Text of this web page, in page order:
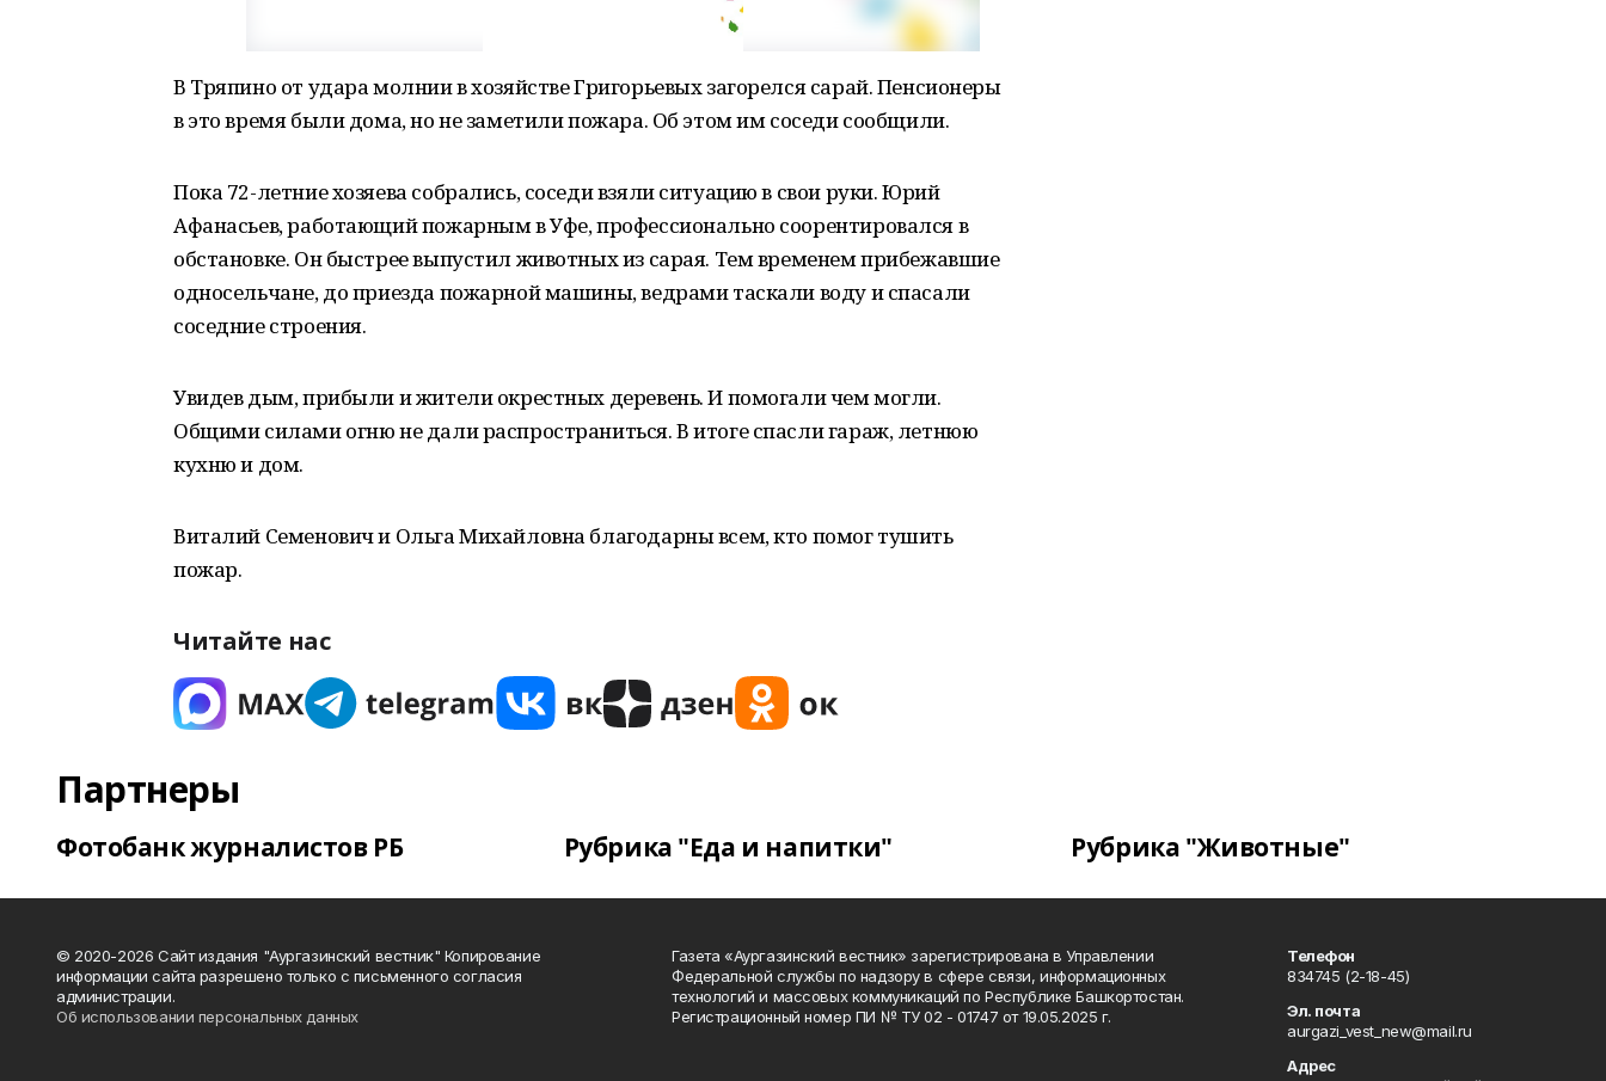
В Тряпино от удара молнии в хозяйстве Григорьевых загорелся сарай. Пенсионеры
в это время были дома, но не заметили пожара. Об этом им соседи сообщили.
Пока 72-летние хозяева собрались, соседи взяли ситуацию в свои руки. Юрий
Афанасьев, работающий пожарным в Уфе, профессионально соорентировался в
обстановке. Он быстрее выпустил животных из сарая. Тем временем прибежавшие
односельчане, до приезда пожарной машины, ведрами таскали воду и спасали
соседние строения.
Увидев дым, прибыли и жители окрестных деревень. И помогали чем могли.
Общими силами огню не дали распространиться. В итоге спасли гараж, летнюю
кухню и дом.
Виталий Семенович и Ольга Михайловна благодарны всем, кто помог тушить
пожар.
Читайте нас
Партнеры
Фотобанк журналистов РБ Рубрика "Еда и напитки" Рубрика "Животные"
© 2020-2026 Сайт издания "Аургазинский вестник" Копирование
информации сайта разрешено только с письменного согласия
администрации.
Об использовании персональных данных
Газета «Аургазинский вестник» зарегистрирована в Управлении
Федеральной службы по надзору в сфере связи, информационных
технологий и массовых коммуникаций по Республике Башкортостан.
Регистрационный номер ПИ № ТУ 02 - 01747 от 19.05.2025 г.
Телефон
834745 (2-18-45)
Эл. почта
aurgazi_vest_new@mail.ru
Адрес